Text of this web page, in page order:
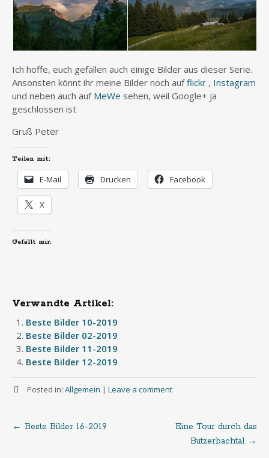
Ich hoffe, euch gefallen auch einige Bilder aus dieser Serie.
Ansonsten könnt ihr meine Bilder noch aufflickr , Instagram
und neben auch auf MeWe sehen, weil Google+ ja
geschlossen ist
Gruß Peter
Teilen mit:
E-Mail Drucken Facebook
X
Gefällt mir:
Verwandte Artikel:
Beste Bilder 10-2019
Beste Bilder 02-2019
Beste Bilder 11-2019
Beste Bilder 12-2019
Posted in: Allgemein | Leave a comment
Post
← Beste Bilder 16-2019
Eine Tour durch das
Butzerbachtal →